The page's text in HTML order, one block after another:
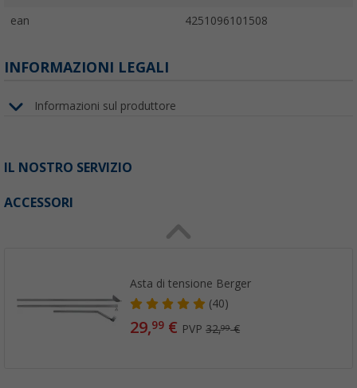
ean 4251096101508
INFORMAZIONI LEGALI
Informazioni sul produttore
IL NOSTRO SERVIZIO
ACCESSORI
Asta di tensione Berger
(40)
29,99 € PVP32,99€